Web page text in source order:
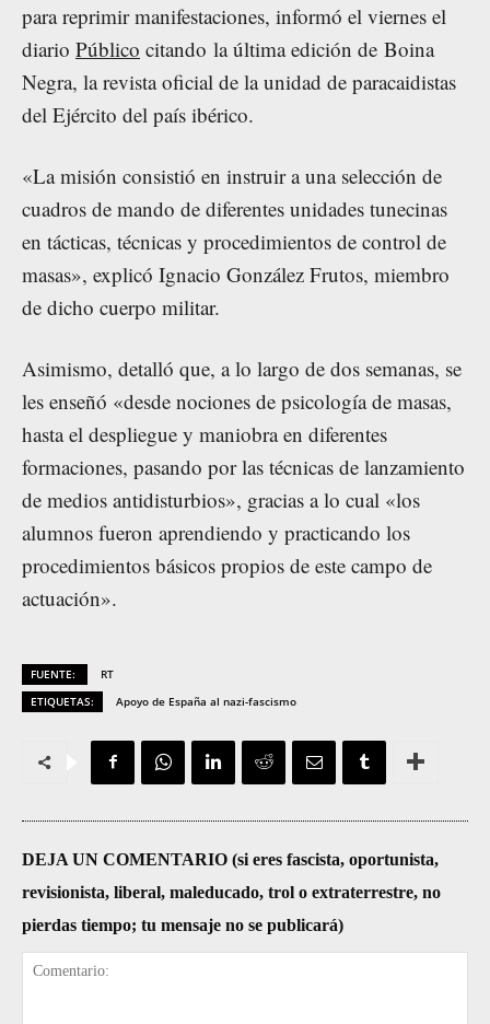
para reprimir manifestaciones, informó el viernes el
diario Público citando la última edición de Boina
Negra, la revista oficial de la unidad de paracaidistas
del Ejército del país ibérico.
«La misión consistió en instruir a una selección de
cuadros de mando de diferentes unidades tunecinas
en tácticas, técnicas y procedimientos de control de
masas», explicó Ignacio González Frutos, miembro
de dicho cuerpo militar.
Asimismo, detalló que, a lo largo de dos semanas, se
les enseñó «desde nociones de psicología de masas,
hasta el despliegue y maniobra en diferentes
formaciones, pasando por las técnicas de lanzamiento
de medios antidisturbios», gracias a lo cual «los
alumnos fueron aprendiendo y practicando los
procedimientos básicos propios de este campo de
actuación».
FUENTE:
RT
ETIQUETAS:
Apoyo de España al nazi-fascismo
DEJA UN COMENTARIO (si eres fascista, oportunista,
revisionista, liberal, maleducado, trol o extraterrestre, no
pierdas tiempo; tu mensaje no se publicará)